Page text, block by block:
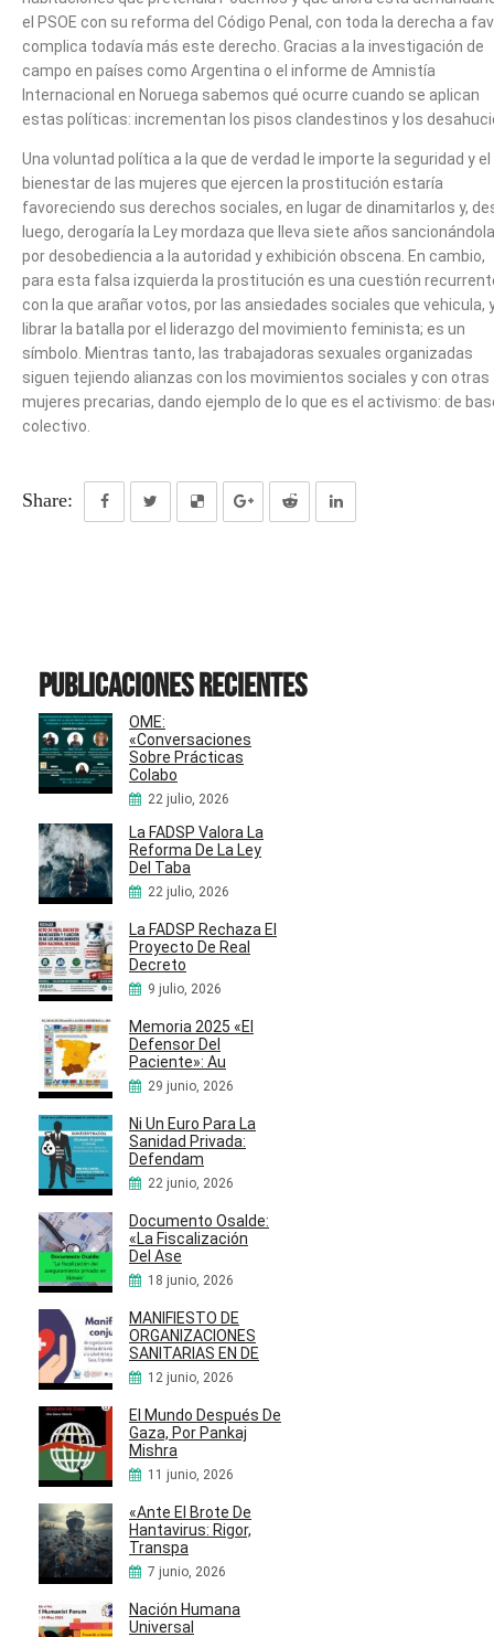
el PSOE con su reforma del Código Penal, con toda la derecha a
complica todavía más este derecho. Gracias a la investigación de
campo en países como Argentina o el informe de Amnistía
Internacional en Noruega sabemos qué ocurre cuando se aplican
estas políticas: incrementan los pisos clandestinos y los
Una voluntad política a la que de verdad le importe la seguridad y el
bienestar de las mujeres que ejercen la prostitución estaría
favoreciendo sus derechos sociales, en lugar de dinamitarlos y,
luego, derogaría la Ley mordaza que lleva siete años
por desobediencia a la autoridad y exhibición obscena. En cambio,
para esta falsa izquierda la prostitución es una cuestión
con la que arañar votos, por las ansiedades sociales que vehicula,
librar la batalla por el liderazgo del movimiento feminista; es un
símbolo. Mientras tanto, las trabajadoras sexuales organizadas
siguen tejiendo alianzas con los movimientos sociales y con otras
mujeres precarias, dando ejemplo de lo que es el activismo: de
colectivo.
Share:
Publicaciones recientes
OME:
«Conversaciones
Sobre Prácticas
Colabo
22 julio, 2026
La FADSP Valora La
Reforma De La Ley
Del Taba
22 julio, 2026
La FADSP Rechaza El
Proyecto De Real
Decreto
9 julio, 2026
Memoria 2025 «El
Defensor Del
Paciente»: Au
29 junio, 2026
Ni Un Euro Para La
Sanidad Privada:
Defendam
22 junio, 2026
Documento Osalde:
«La Fiscalización
Del Ase
18 junio, 2026
MANIFIESTO DE
ORGANIZACIONES
SANITARIAS EN DE
12 junio, 2026
El Mundo Después De
Gaza, Por Pankaj
Mishra
11 junio, 2026
«Ante El Brote De
Hantavirus: Rigor,
Transpa
7 junio, 2026
Nación Humana
Universal